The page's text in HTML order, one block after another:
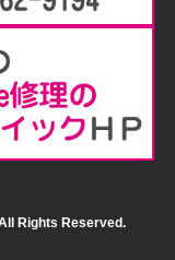
Rights Reserved.